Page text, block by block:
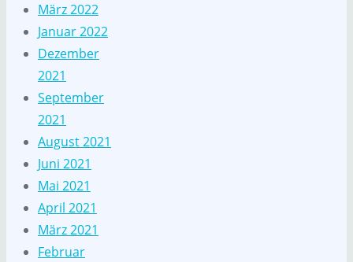
März 2022
Januar 2022
Dezember
2021
September
2021
August 2021
Juni 2021
Mai 2021
April 2021
März 2021
Februar